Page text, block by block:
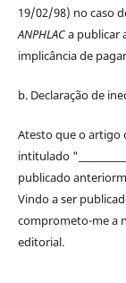
19/02/98) no caso
ANPHLACa publicar
implicância de
b. Declaração de
Atesto que o artigo
intitulado
publicado
Vindo a ser
comprometo-me a
editorial.